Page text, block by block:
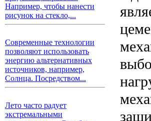
Например, чтобы нанести
рисунок на стекло,...
Современные технологии
позволяют использовать
энергию альтернативных
источников, например,
Солнца. Посредством...
Лето часто радует
экстремальными